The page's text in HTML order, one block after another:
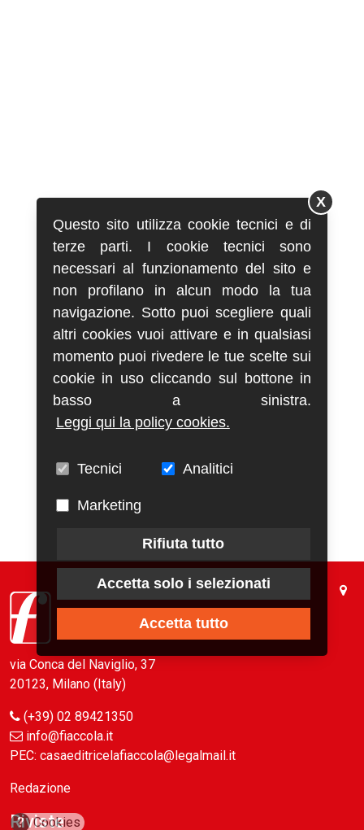
via Conca del Naviglio, 37
20123, Milano (Italy)
(+39) 02 89421350
info@fiaccola.it
PEC: casaeditricelafiaccola@legalmail.it
Redazione
Riviste
? Cookies
Questo sito utilizza cookie tecnici e di
terze parti. I cookie tecnici sono
necessari al funzionamento del sito e
non profilano in alcun modo la tua
navigazione. Sotto puoi scegliere quali
altri cookies vuoi attivare e in qualsiasi
momento puoi rivedere le tue scelte sui
cookie in uso cliccando sul bottone in
basso a sinistra.
Leggi qui la policy cookies.
Tecnici Analitici
Marketing
Rifiuta tutto
Accetta solo i selezionati
Accetta tutto
X